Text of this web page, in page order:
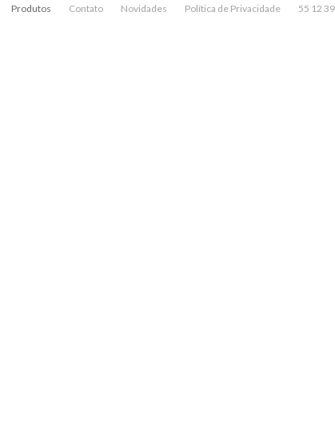
Produtos Contato Novidades Política de Privacidade 55 12